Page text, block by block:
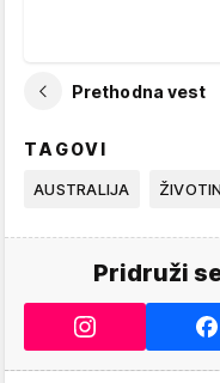
Prethodna vest
TAGOVI
AUSTRALIJA
Pridruži